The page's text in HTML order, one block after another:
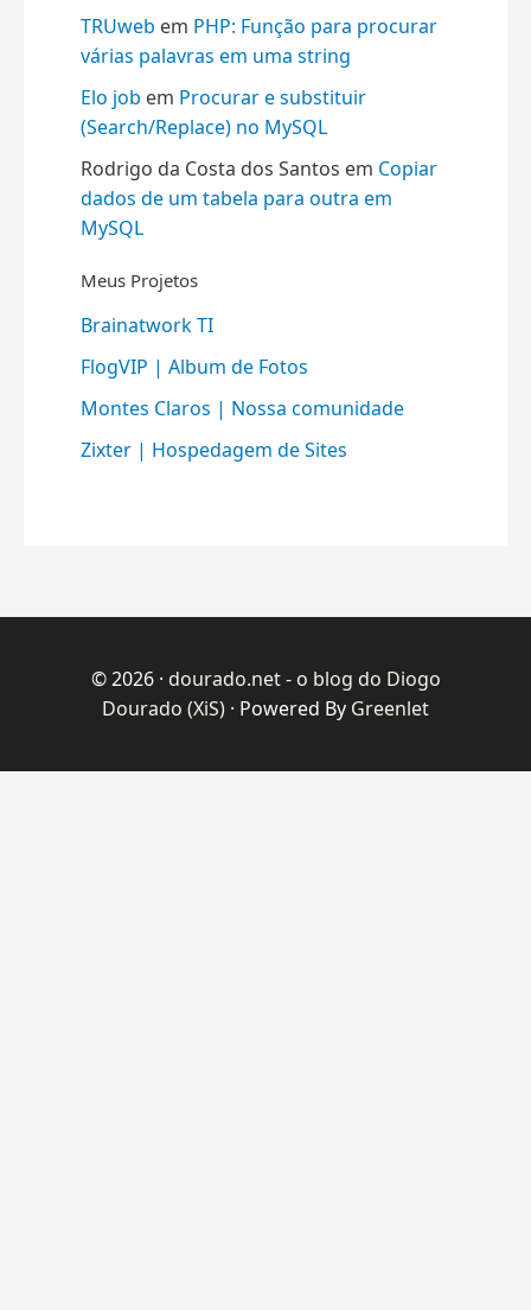
TRUweb em PHP: Função para procurar
várias palavras em uma string
Elo job em Procurar e substituir
(Search/Replace) no MySQL
Rodrigo da Costa dos Santos em Copiar
dados de um tabela para outra em
MySQL
Meus Projetos
Brainatwork TI
FlogVIP | Album de Fotos
Montes Claros | Nossa comunidade
Zixter | Hospedagem de Sites
© 2026 · dourado.net - o blog do Diogo
Dourado (XiS) · Powered By Greenlet